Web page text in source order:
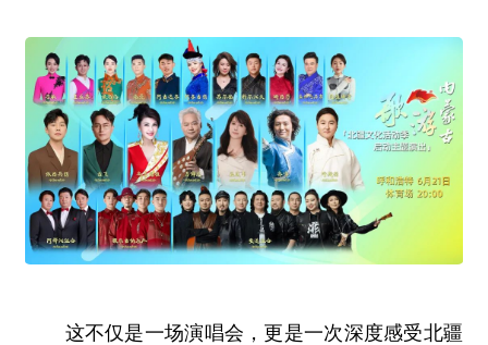
这不仅是一场演唱会，更是一次深度感受北疆